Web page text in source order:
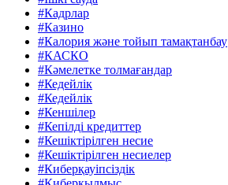
#Кадрлар
#Казино
#Калория және тойып тамақтанбау
#КАСКО
#Кәмелетке толмағандар
#Кедейлік
#Кедейлік
#Кеншілер
#Кепілді кредиттер
#Кешіктірілген несие
#Кешіктірілген несиелер
#Киберқауіпсіздік